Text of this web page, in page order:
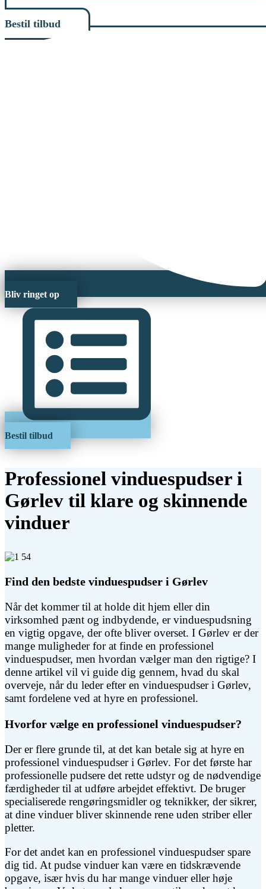
Bestil tilbud
Bliv ringet op
Bestil tilbud
Professionel vinduespudser i
Gørlev til klare og skinnende
vinduer
Find den bedste vinduespudser i Gørlev
Når det kommer til at holde dit hjem eller din
virksomhed pænt og indbydende, er vinduespudsning
en vigtig opgave, der ofte bliver overset. I Gørlev er der
mange muligheder for at finde en professionel
vinduespudser, men hvordan vælger man den rigtige? I
denne artikel vil vi guide dig gennem, hvad du skal
overveje, når du leder efter en vinduespudser i Gørlev,
samt fordelene ved at hyre en professionel.
Hvorfor vælge en professionel vinduespudser?
Der er flere grunde til, at det kan betale sig at hyre en
professionel vinduespudser i Gørlev. For det første har
professionelle pudsere det rette udstyr og de nødvendige
færdigheder til at udføre arbejdet effektivt. De bruger
specialiserede rengøringsmidler og teknikker, der sikrer,
at dine vinduer bliver skinnende rene uden striber eller
pletter.
For det andet kan en professionel vinduespudser spare
dig tid. At pudse vinduer kan være en tidskrævende
opgave, især hvis du har mange vinduer eller høje